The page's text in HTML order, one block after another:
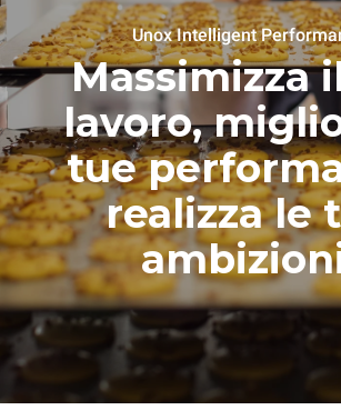
Unox Intelligent
Massimizza
lavoro,
tue
realizza le